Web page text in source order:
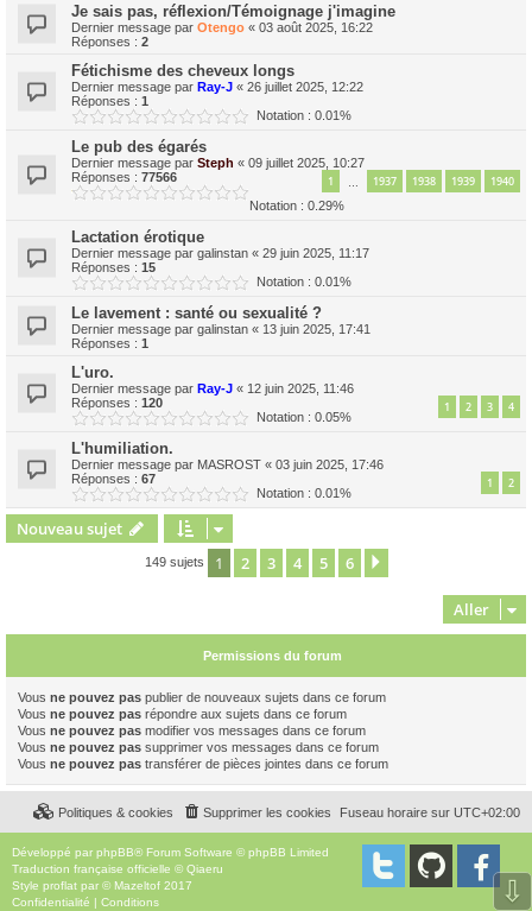
Je sais pas, réflexion/Témoignage j'imagine
Dernier message par Otengo « 03 août 2025, 16:22
Réponses : 2
Fétichisme des cheveux longs
Dernier message par Ray-J « 26 juillet 2025, 12:22
Réponses : 1
Notation : 0.01%
Le pub des égarés
Dernier message par Steph « 09 juillet 2025, 10:27
Réponses : 77566 1 1937 1938 1939 1940
Notation : 0.29%
Lactation érotique
Dernier message par galinstan « 29 juin 2025, 11:17
Réponses : 15
Notation : 0.01%
Le lavement : santé ou sexualité ?
Dernier message par galinstan « 13 juin 2025, 17:41
Réponses : 1
L'uro.
Dernier message par Ray-J « 12 juin 2025, 11:46
Réponses : 120 1 2 3 4
Notation : 0.05%
L'humiliation.
Dernier message par MASROST « 03 juin 2025, 17:46
Réponses : 67 1 2
Notation : 0.01%
Nouveau sujet
149 sujets 1 2 3 4 5 6
Aller
Permissions du forum
Vous ne pouvez pas publier de nouveaux sujets dans ce forum
Vous ne pouvez pas répondre aux sujets dans ce forum
Vous ne pouvez pas modifier vos messages dans ce forum
Vous ne pouvez pas supprimer vos messages dans ce forum
Vous ne pouvez pas transférer de pièces jointes dans ce forum
Fuseau horaire sur UTC+02:00
Supprimer les cookies
Politiques & cookies
Développé par phpBB® Forum Software © phpBB Limited
Traduction française officielle ©Qiaeru
Style proflat par © Mazeltof 2017
Confidentialité | Conditions ⇩